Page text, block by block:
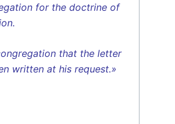
for the doctrine of
that the letter
written at his request.»